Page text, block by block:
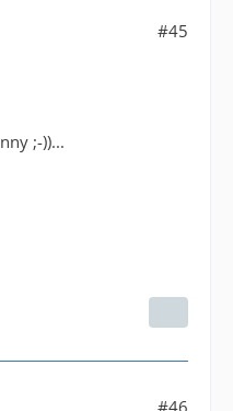
#45
;-))...
#46